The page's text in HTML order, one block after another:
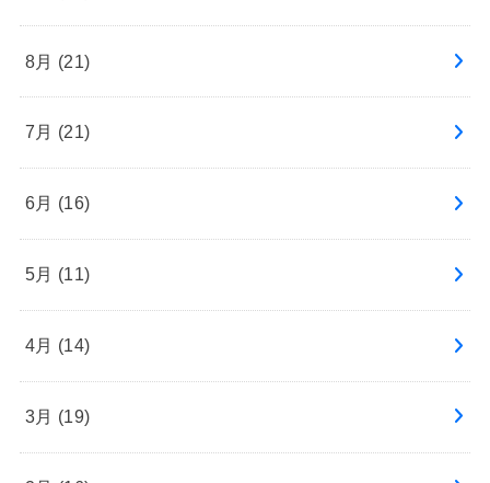
8月 (21)
7月 (21)
6月 (16)
5月 (11)
4月 (14)
3月 (19)